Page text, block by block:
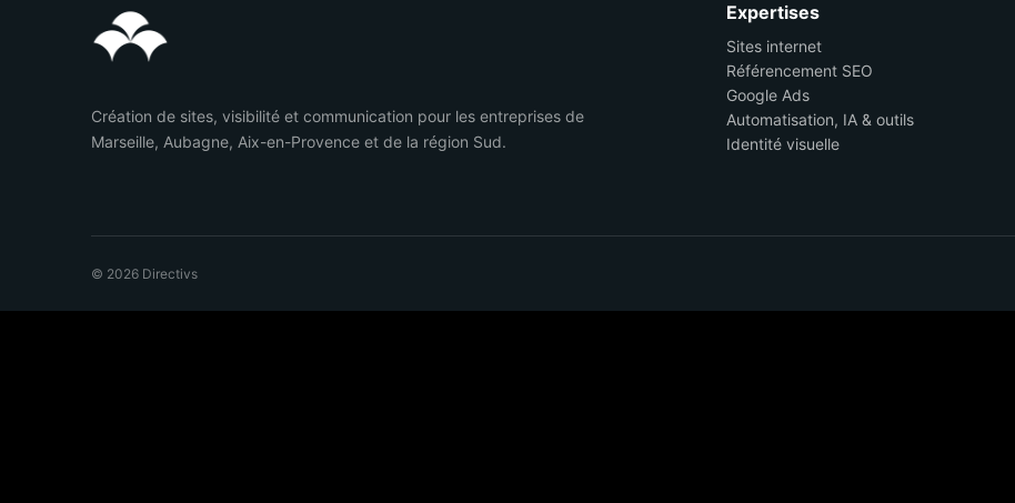
Création de sites, visibilité et communication pour les entreprises de
Marseille, Aubagne, Aix-en-Provence et de la région Sud.
Expertises
Sites internet
Référencement SEO
Google Ads
Automatisation, IA & outils
Identité visuelle
© 2026 Directivs